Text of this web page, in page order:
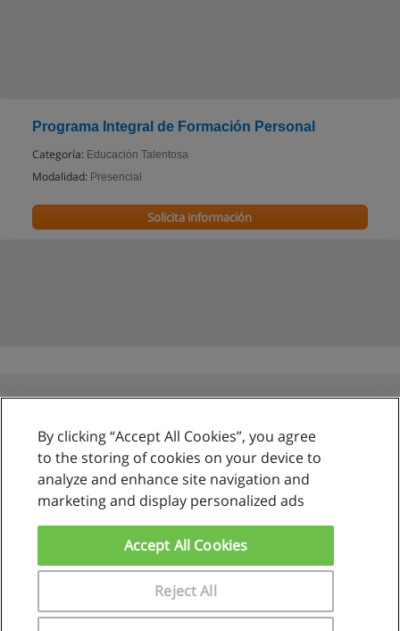
Programa Integral de Formación Personal
Categoría: Educación Talentosa
Modalidad: Presencial
Solicita información
Reglas de uso
Privacidad de datos
www.educaedu.com.pe
By clicking “Accept All Cookies”, you agree
to the storing of cookies on your device to
analyze and enhance site navigation and
marketing and display personalized ads
Reject All
Accept All Cookies